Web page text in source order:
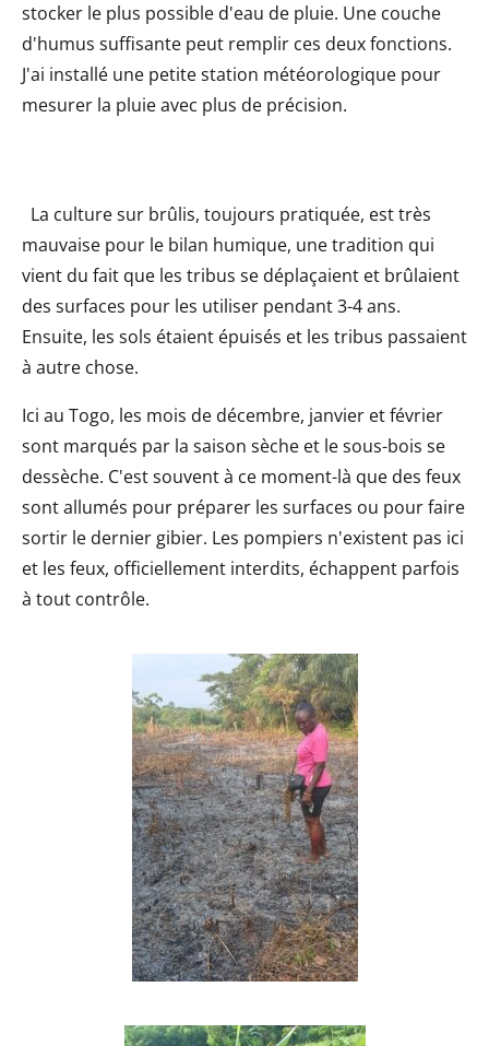
stocker le plus possible d'eau de pluie. Une couche
d'humus suffisante peut remplir ces deux fonctions.
J'ai installé une petite station météorologique pour
mesurer la pluie avec plus de précision.
La culture sur brûlis, toujours pratiquée, est très
mauvaise pour le bilan humique, une tradition qui
vient du fait que les tribus se déplaçaient et brûlaient
des surfaces pour les utiliser pendant 3-4 ans.
Ensuite, les sols étaient épuisés et les tribus passaient
à autre chose.
Ici au Togo, les mois de décembre, janvier et février
sont marqués par la saison sèche et le sous-bois se
dessèche. C'est souvent à ce moment-là que des feux
sont allumés pour préparer les surfaces ou pour faire
sortir le dernier gibier. Les pompiers n'existent pas ici
et les feux, officiellement interdits, échappent parfois
à tout contrôle.